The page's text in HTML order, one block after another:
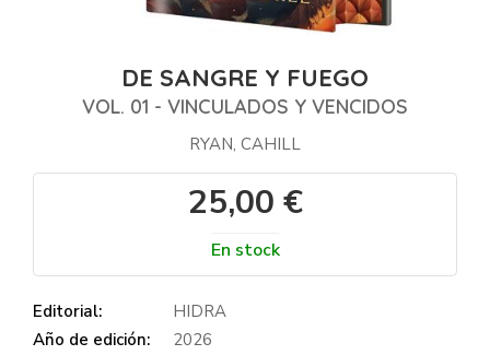
DE SANGRE Y FUEGO
VOL. 01 - VINCULADOS Y VENCIDOS
RYAN, CAHILL
25,00 €
En stock
Editorial:
HIDRA
Año de edición:
2026